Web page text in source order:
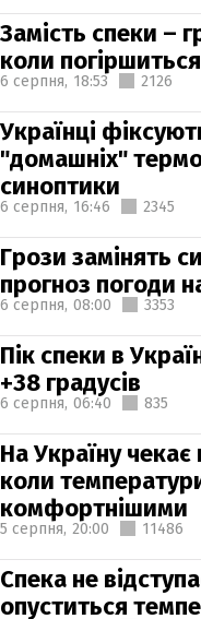
Замість спеки –
коли
6 серпня, 18:53 2126
Українці
"домашніх"
синоптики
6 серпня, 16:46 2345
Грози замінять
прогноз погоди
6 серпня, 08:00 3353
Пік спеки в
+38 градусів
6 серпня, 06:40 835
На Україну
коли
комфортнішими
5 серпня, 20:00 11486
Спека не
опуститься